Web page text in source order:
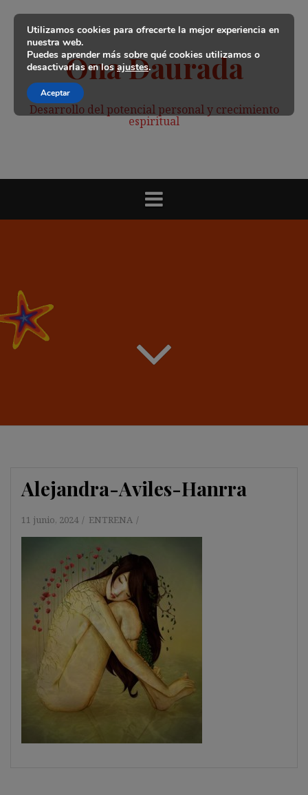
contenido
Ona Daurada
Desarrollo del potencial personal y crecimiento
espiritual
Alejandra-Aviles-Hanrra
11 junio, 2024 ENTRENA
Utilizamos cookies para ofrecerte la mejor experiencia en
nuestra web.
Puedes aprender más sobre qué cookies utilizamos o
desactivarlas en losajustes.
Aceptar